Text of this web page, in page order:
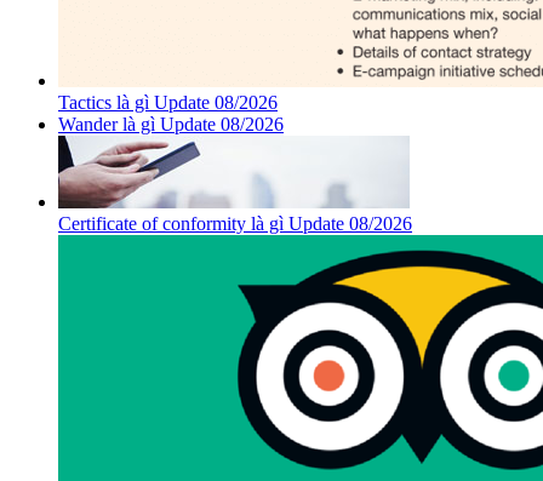
Tactics là gì Update 08/2026
Wander là gì Update 08/2026
Certificate of conformity là gì Update 08/2026